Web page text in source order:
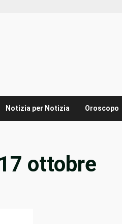
Notizia per Notizia Oroscopo
ottobre